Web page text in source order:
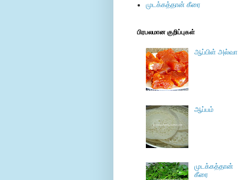
முடக்கத்தான் கீரை
பிரபலமான குறிப்புகள்
ஆப்பிள் அல்வா
ஆப்பம்
முடக்கத்தான்
கீரை